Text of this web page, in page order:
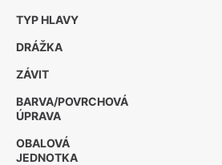
TYP HLAVY
DRÁŽKA
ZÁVIT
BARVA/POVRCHOVÁ
ÚPRAVA
OBALOVÁ
JEDNOTKA